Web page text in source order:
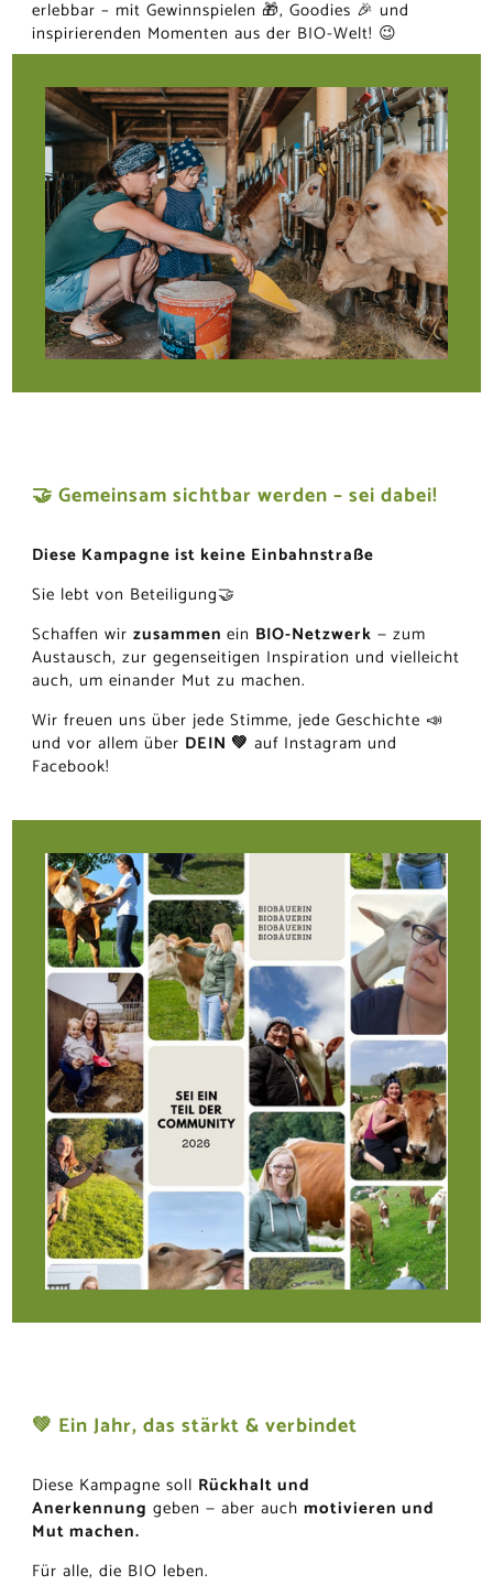
erlebbar – mit Gewinnspielen 🎁, Goodies 🎉 und
inspirierenden Momenten aus der BIO-Welt! 😉
🤝 Gemeinsam sichtbar werden – sei dabei!
Diese Kampagne ist keine Einbahnstraße
Sie lebt von Beteiligung🤝
Schaffen wir zusammen ein BIO-Netzwerk — zum
Austausch, zur gegenseitigen Inspiration und vielleicht
auch, um einander Mut zu machen.
Wir freuen uns über jede Stimme, jede Geschichte 📣
und vor allem über DEIN 💚 auf Instagram und
Facebook!
💚 Ein Jahr, das stärkt & verbindet
Diese Kampagne soll Rückhalt und
Anerkennung geben — aber auch motivieren und
Mut machen.
Für alle, die BIO leben.